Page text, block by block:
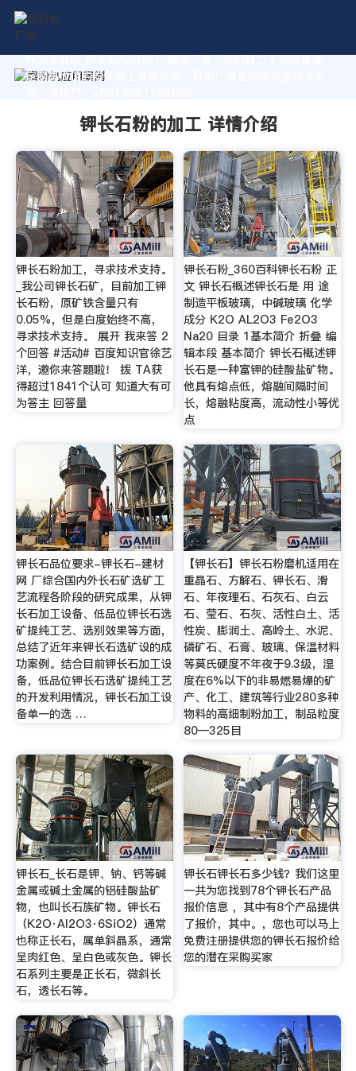
作为专业的 钾长石粉的加工 制造厂家，我们致力于为您量身
定制高价值的粉体加工系统方案。获取厂家直销报价及技术支
钾长石粉的加工 详情介绍
钾长石粉加工，寻求技术支持。
_我公司钾长石矿，目前加工钾
长石粉，原矿铁含量只有
0.05%，但是白度始终不高，
寻求技术支持。 展开 我来答 2
个回答 #活动# 百度知识官徐艺
洋，邀你来答题啦！ 拨 TA获
得超过1841个认可 知道大有可
为答主 回答量
钾长石粉_360百科钾长石粉 正
文 钾长石概述钾长石是 用 途
制造平板玻璃，中碱玻璃 化学
成分 K2O AL2O3 Fe2O3
Na20 目录 1基本简介 折叠 编
辑本段 基本简介 钾长石概述钾
长石是一种富钾的硅酸盐矿物。
他具有熔点低，熔融间隔时间
长，熔融粘度高，流动性小等优
点
钾长石品位要求-钾长石-建材
网 厂综合国内外长石矿选矿工
艺流程各阶段的研究成果，从钾
长石加工设备、低品位钾长石选
矿提纯工艺、选别效果等方面，
总结了近年来钾长石选矿设的成
功案例。结合目前钾长石加工设
备，低品位钾长石选矿提纯工艺
的开发利用情况，钾长石加工设
备单一的选 …
【钾长石】钾长石粉磨机适用在
重晶石、方解石、钾长石、滑
石、年夜理石、石灰石、白云
石、莹石、石灰、活性白土、活
性炭、膨润土、高岭土、水泥、
磷矿石、石膏、玻璃、保温材料
等莫氏硬度不年夜于9.3级，湿
度在6%以下的非易燃易爆的矿
产、化工、建筑等行业280多种
物料的高细制粉加工，制品粒度
80—325目
钾长石_长石是钾、钠、钙等碱
金属或碱土金属的铝硅酸盐矿
物，也叫长石族矿物。钾长石
（K2O·Al2O3·6SiO2）通常
也称正长石，属单斜晶系，通常
呈肉红色、呈白色或灰色。钾长
石系列主要是正长石，微斜长
石，透长石等。
钾长石钾长石多少钱？我们这里
一共为您找到78个钾长石产品
报价信息 ，其中有8个产品提供
了报价，其中。，您也可以马上
免费注册提供您的钾长石报价给
您的潜在采购买家